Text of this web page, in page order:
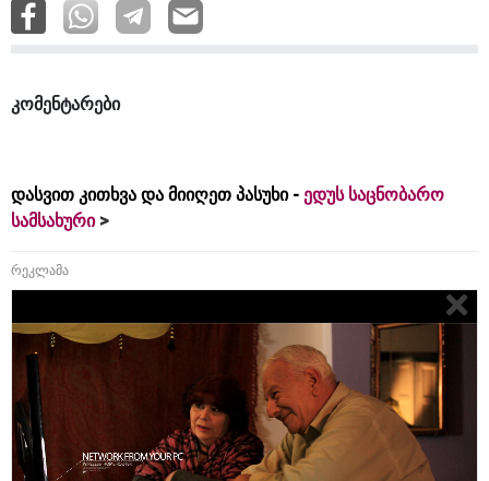
კომენტარები
დასვით კითხვა და მიიღეთ პასუხი - ედუს საცნობარო
სამსახური
რეკლამა